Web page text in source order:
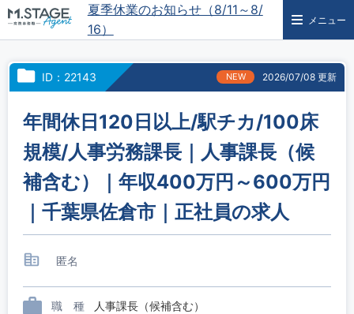
夏季休業のお知らせ（8/11～8/
16）
メニュー
ID：22143 NEW 2026/07/08 更新
年間休日120日以上/駅チカ/100床
規模/人事労務課長｜人事課長（候
補含む）｜年収400万円～600万円
｜千葉県佐倉市｜正社員の求人
匿名
職 種 人事課長（候補含む）